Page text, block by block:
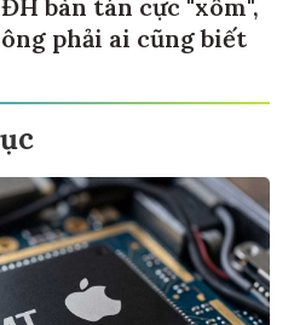
phải ai cũng biết